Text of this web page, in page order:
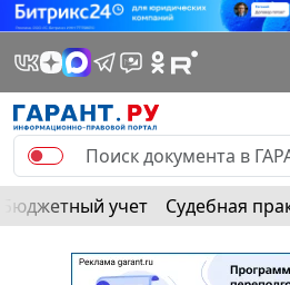
Бюджетный учет Судебная